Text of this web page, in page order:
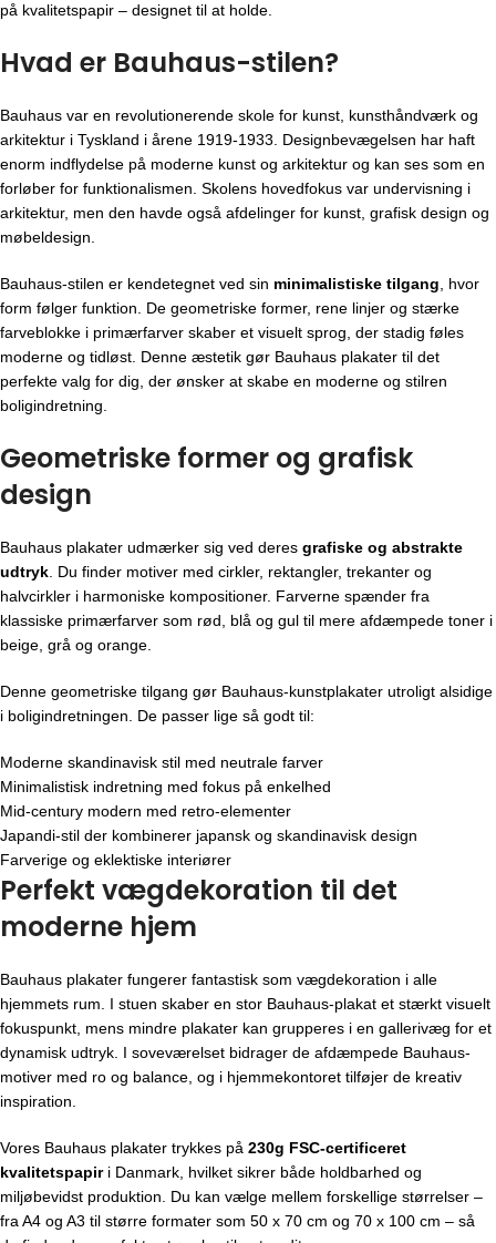
på kvalitetspapir – designet til at holde.
Hvad er Bauhaus-stilen?
Bauhaus var en revolutionerende skole for kunst, kunsthåndværk og
arkitektur i Tyskland i årene 1919-1933. Designbevægelsen har haft
enorm indflydelse på moderne kunst og arkitektur og kan ses som en
forløber for funktionalismen. Skolens hovedfokus var undervisning i
arkitektur, men den havde også afdelinger for kunst, grafisk design og
møbeldesign.
Bauhaus-stilen er kendetegnet ved sin minimalistiske tilgang , hvor
form følger funktion. De geometriske former, rene linjer og stærke
farveblokke i primærfarver skaber et visuelt sprog, der stadig føles
moderne og tidløst. Denne æstetik gør Bauhaus plakater til det
perfekte valg for dig, der ønsker at skabe en moderne og stilren
boligindretning.
Geometriske former og grafisk
design
Bauhaus plakater udmærker sig ved deres grafiske og abstrakte
udtryk . Du finder motiver med cirkler, rektangler, trekanter og
halvcirkler i harmoniske kompositioner. Farverne spænder fra
klassiske primærfarver som rød, blå og gul til mere afdæmpede toner i
beige, grå og orange.
Denne geometriske tilgang gør Bauhaus-kunstplakater utroligt alsidige
i boligindretningen. De passer lige så godt til:
Moderne skandinavisk stil med neutrale farver
Minimalistisk indretning med fokus på enkelhed
Mid-century modern med retro-elementer
Japandi-stil der kombinerer japansk og skandinavisk design
Farverige og eklektiske interiører
Perfekt vægdekoration til det
moderne hjem
Bauhaus plakater fungerer fantastisk som vægdekoration i alle
hjemmets rum. I stuen skaber en stor Bauhaus-plakat et stærkt visuelt
fokuspunkt, mens mindre plakater kan grupperes i en gallerivæg for et
dynamisk udtryk. I soveværelset bidrager de afdæmpede Bauhaus-
motiver med ro og balance, og i hjemmekontoret tilføjer de kreativ
inspiration.
Vores Bauhaus plakater trykkes på 230g FSC-certificeret
kvalitetspapiri Danmark, hvilket sikrer både holdbarhed og
miljøbevidst produktion. Du kan vælge mellem forskellige størrelser –
fra A4 og A3 til større formater som 50 x 70 cm og 70 x 100 cm – så